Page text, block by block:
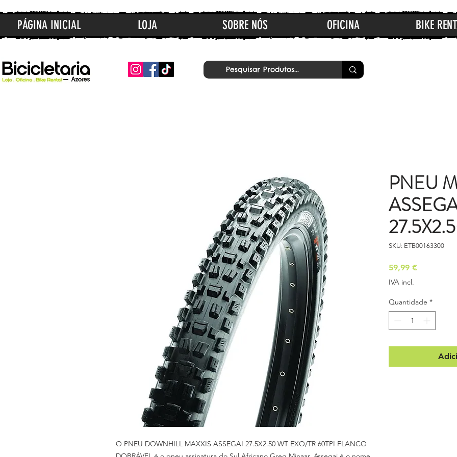
PÁGINA INICIAL LOJA SOBRE NÓS OFICINA BIKE
O PNEU DOWNHILL MAXXIS ASSEGAI 27.5X2.50 WT EXO/TR 60TPI FLANCO
PNEU
SKU: ETB00163300
59,99 €
IVA incl.
Quantidade *